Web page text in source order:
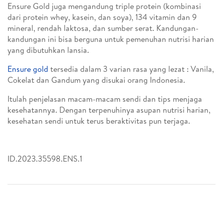
Ensure Gold juga mengandung triple protein (kombinasi
dari protein whey, kasein, dan soya), 134 vitamin dan 9
mineral, rendah laktosa, dan sumber serat. Kandungan-
kandungan ini bisa berguna untuk pemenuhan nutrisi harian
yang dibutuhkan lansia.
Ensure gold tersedia dalam 3 varian rasa yang lezat : Vanila,
Cokelat dan Gandum yang disukai orang Indonesia.
Itulah penjelasan macam-macam sendi dan tips menjaga
kesehatannya. Dengan terpenuhinya asupan nutrisi harian,
kesehatan sendi untuk terus beraktivitas pun terjaga.
ID.2023.35598.ENS.1